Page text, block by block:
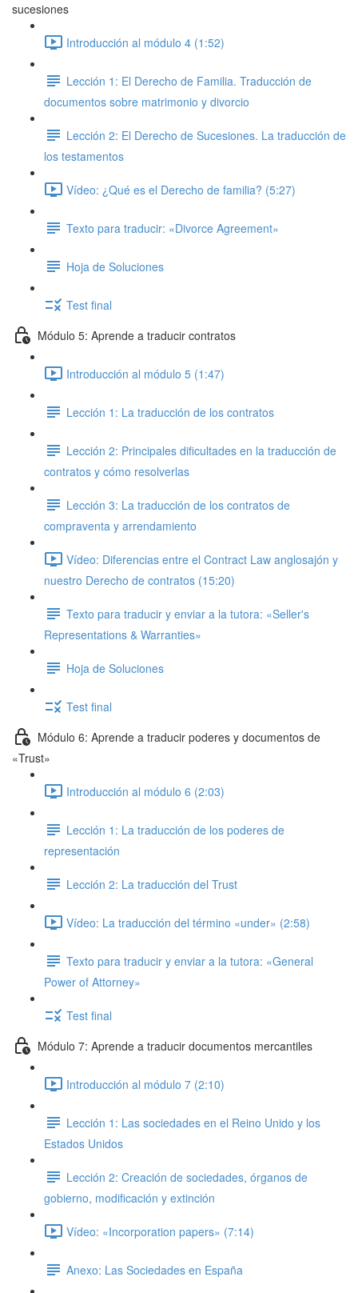
sucesiones
Introducción al módulo 4 (1:52)
Lección 1: El Derecho de Familia. Traducción de
documentos sobre matrimonio y divorcio
Lección 2: El Derecho de Sucesiones. La traducción de
los testamentos
Vídeo: ¿Qué es el Derecho de familia? (5:27)
Texto para traducir: «Divorce Agreement»
Hoja de Soluciones
Test final
Módulo 5: Aprende a traducir contratos
Introducción al módulo 5 (1:47)
Lección 1: La traducción de los contratos
Lección 2: Principales dificultades en la traducción de
contratos y cómo resolverlas
Lección 3: La traducción de los contratos de
compraventa y arrendamiento
Vídeo: Diferencias entre el Contract Law anglosajón y
nuestro Derecho de contratos (15:20)
Texto para traducir y enviar a la tutora: «Seller's
Representations & Warranties»
Hoja de Soluciones
Test final
Módulo 6: Aprende a traducir poderes y documentos de
«Trust»
Introducción al módulo 6 (2:03)
Lección 1: La traducción de los poderes de
representación
Lección 2: La traducción del Trust
Vídeo: La traducción del término «under» (2:58)
Texto para traducir y enviar a la tutora: «General
Power of Attorney»
Test final
Módulo 7: Aprende a traducir documentos mercantiles
Introducción al módulo 7 (2:10)
Lección 1: Las sociedades en el Reino Unido y los
Estados Unidos
Lección 2: Creación de sociedades, órganos de
gobierno, modificación y extinción
Vídeo: «Incorporation papers» (7:14)
Anexo: Las Sociedades en España